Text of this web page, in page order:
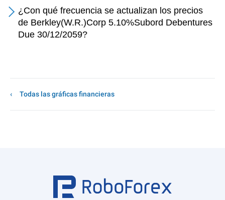
¿Con qué frecuencia se actualizan los precios
de Berkley(W.R.)Corp 5.10%Subord Debentures
Due 30/12/2059?
Todas las gráficas financieras